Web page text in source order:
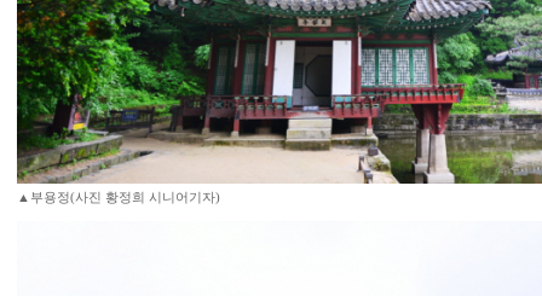
▲부용정(사진 황정희 시니어기자)